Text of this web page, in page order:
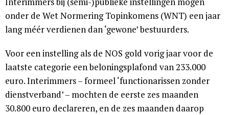
onder de Wet Normering Topinkomens (WNT) een jaar
lang méér verdienen dan ‘gewone’ bestuurders.
Voor een instelling als de NOS gold vorig jaar voor de
laatste categorie een beloningsplafond van 233.000
euro. Interimmers – formeel ‘functionarissen zonder
dienstverband’ – mochten de eerste zes maanden
30.800 euro declareren, en de zes maanden daarop